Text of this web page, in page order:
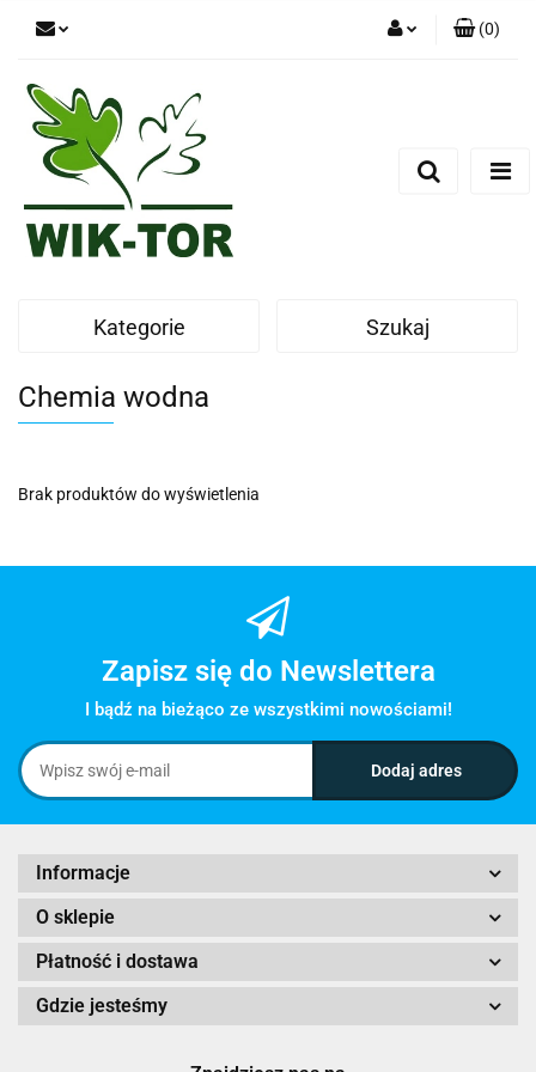
(0)
Kategorie Szukaj
Chemia wodna
Brak produktów do wyświetlenia
Zapisz się do Newslettera
I bądź na bieżąco ze wszystkimi nowościami!
Informacje
O sklepie
Płatność i dostawa
Gdzie jesteśmy